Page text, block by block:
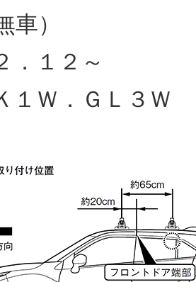
車）
．１２～
１Ｗ．ＧＬ３Ｗ